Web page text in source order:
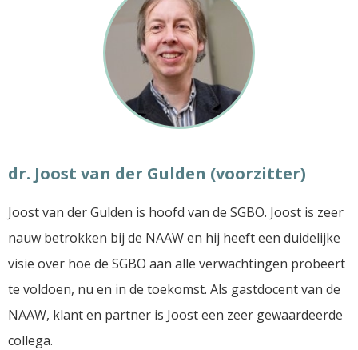
dr. Joost van der Gulden (voorzitter)
Joost van der Gulden is hoofd van de SGBO. Joost is zeer
nauw betrokken bij de NAAW en hij heeft een duidelijke
visie over hoe de SGBO aan alle verwachtingen probeert
te voldoen, nu en in de toekomst. Als gastdocent van de
NAAW, klant en partner is Joost een zeer gewaardeerde
collega.